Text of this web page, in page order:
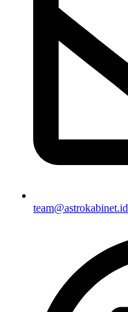
team@astrokabinet.id